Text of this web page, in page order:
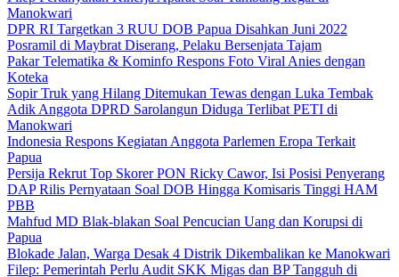
Manokwari
DPR RI Targetkan 3 RUU DOB Papua Disahkan Juni 2022
Posramil di Maybrat Diserang, Pelaku Bersenjata Tajam
Pakar Telematika & Kominfo Respons Foto Viral Anies dengan
Koteka
Sopir Truk yang Hilang Ditemukan Tewas dengan Luka Tembak
Adik Anggota DPRD Sarolangun Diduga Terlibat PETI di
Manokwari
Indonesia Respons Kegiatan Anggota Parlemen Eropa Terkait
Papua
Persija Rekrut Top Skorer PON Ricky Cawor, Isi Posisi Penyerang
DAP Rilis Pernyataan Soal DOB Hingga Komisaris Tinggi HAM
PBB
Mahfud MD Blak-blakan Soal Pencucian Uang dan Korupsi di
Papua
Blokade Jalan, Warga Desak 4 Distrik Dikembalikan ke Manokwari
Filep: Pemerintah Perlu Audit SKK Migas dan BP Tangguh di